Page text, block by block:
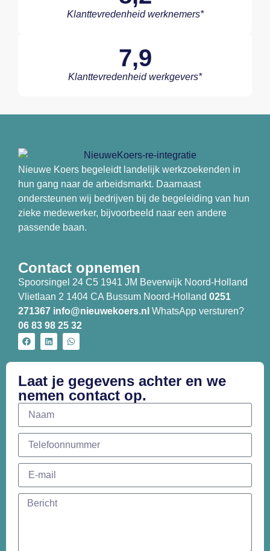
Klanttevredenheid werknemers*
7,9
Klanttevredenheid werkgevers*
Nieuwe Koers begeleidt landelijk werkzoekenden in
hun gang naar de arbeidsmarkt. Daarnaast
ondersteunen wij bedrijven bij de begeleiding van hun
zieke medewerker, bijvoorbeeld naar een andere
passende baan.
Contact opnemen
Spoorsingel 24 C5 1941 JM Beverwijk Noord-Holland
Vlietlaan 2 1404 CA Bussum Noord-Holland 0251
271367 info@nieuwekoers.nl WhatsApp versturen?
06 83 98 25 32
Laat je gegevens achter en we
nemen contact op.